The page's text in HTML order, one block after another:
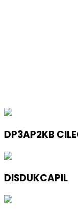
DP3AP2KB
DISDUKCAPIL